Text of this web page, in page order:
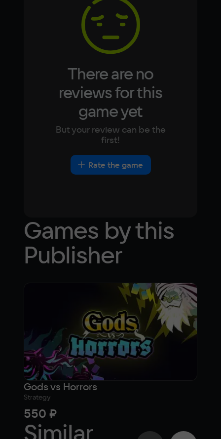
Japanese
There are no
reviews for this
game yet
But your review can be the
first!
Rate the game
Games by this
Publisher
Gods vs Horrors
Strategy
550 ₽
Similar